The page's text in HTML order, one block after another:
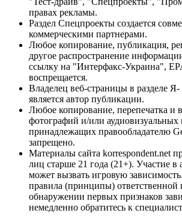
правах рекламы.
Раздел Спецпроекты создается
коммерческими партнерами.
Любое копирование, публикация,
другое распространение
ссылку на "Интерфакс-Украина",
воспрещается.
Владелец веб-страницы в разделе
является автор публикации.
Любое копирование, перепечатка и
фотографий и/или аудиовизуальных
принадлежащих правообладателю
запрещено.
Материалы сайта korrespondent.net
лиц старше 21 года (21+). Участие в
может вызвать игровую
правила (принципы)
обнаружении первых признаков
немедленно обратитесь к